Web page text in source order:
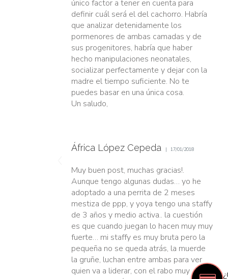
único factor a tener en cuenta para
definir cuál será el del cachorro. Habría
que analizar detenidamente los
pormenores de ambas camadas y de
sus progenitores, habría que haber
hecho manipulaciones neonatales,
socializar perfectamente y dejar con la
madre el tiempo suficiente. No te
puedes basar en una única cosa.
Un saludo,
África López Cepeda 17/01/2018
Muy buen post, muchas gracias!.
Aunque tengo algunas dudas… yo he
adoptado a una perrita de 2 meses
mestiza de ppp, y yoya tengo una staffy
de 3 años y medio activa.. la cuestión
es que cuando juegan lo hacen muy muy
fuerte… mi staffy es muy bruta pero la
pequeña no se queda atrás, la muerde
la gruñe, luchan entre ambas para ver
quien va a liderar, con el rabo muy